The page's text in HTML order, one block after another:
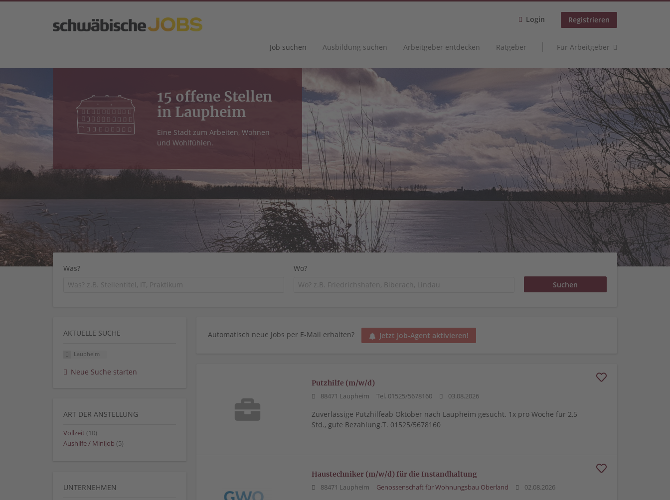
Login Registrieren
Job suchen Ausbildung suchen Arbeitgeber entdecken Ratgeber Für Arbeitgeber
15 offene Stellen
in Laupheim
Eine Stadt zum Arbeiten, Wohnen
und Wohlfühlen.
Was? Wo?
Automatisch neue Jobs per E-Mail erhalten? Jetzt Job-Agent aktivieren!
Putzhilfe (m/w/d)
88471 Laupheim Tel. 01525/5678160 03.08.2026
Zuverlässige Putzhilfeab Oktober nach Laupheim gesucht. 1x pro Woche für 2,5
Std., gute Bezahlung.T. 01525/5678160
Haustechniker (m/w/d) für die Instandhaltung
88471 Laupheim Genossenschaft für Wohnungsbau Oberland 02.08.2026
AKTUELLE SUCHE
Laupheim
Neue Suche starten
ART DER ANSTELLUNG
Vollzeit (10)
Aushilfe / Minijob (5)
UNTERNEHMEN